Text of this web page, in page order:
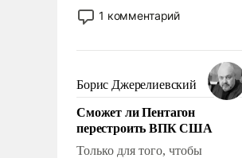
применение которых уже
стало обыденностью. Задача по
сложна и амбициозна. Однако
и ее реализация радикально
поднимет наши боевые
возможности.
1 комментарий
Борис Джерелиевский
Сможет ли Пентагон
перестроить ВПК США
Только для того, чтобы